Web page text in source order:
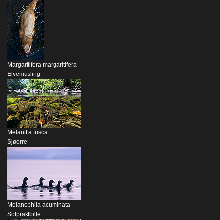
Margaritifera margaritifera
Elvemusling
Melanitta fusca
Sjøorre
Melanophila acuminata
Sotpraktbille